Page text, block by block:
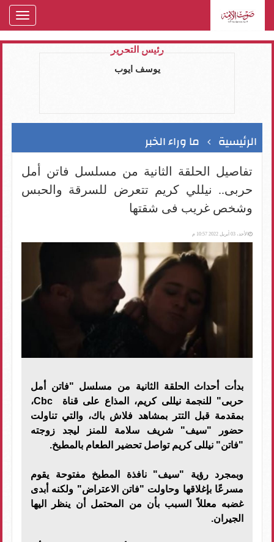
رئيس التحرير
يوسف ايوب
الرئيسية ما وراء الخبر
تفاصيل الحلقة الثانية من مسلسل فاتن أمل
حربى.. نيللي كريم تتعرض للسرقة والحبس
وشخص غريب فى شقتها
الأحد، 03 أبريل 2022 10:57 م
بدأت أحداث الحلقة الثانية من مسلسل "فاتن أمل
حربى" للنجمة نيللى كريم، المذاع على قناة Cbc،
بمقدمة قبل التتر بمشاهد فلاش باك، والتي تناولت
حضور "سيف" شريف سلامة للمنز ليجد زوجته
"فاتن" نيللى كريم تواصل تحضير الطعام بالمطبخ.
وبمجرد رؤية "سيف" نافذة المطبخ مفتوحة يقوم
مسرعًا بإغلاقها وحاولت "فاتن الاعتراض" ولكنه أبدى
غضبه معللاً السبب بأن من المحتمل أن ينظر اليها
الجيران.